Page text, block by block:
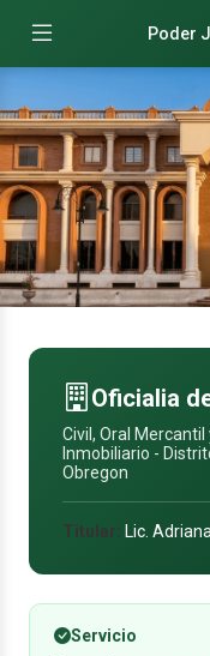
Poder
Oficialia
Civil, Oral
Inmobiliario -
Obregon
Titular: Lic.
Servicio